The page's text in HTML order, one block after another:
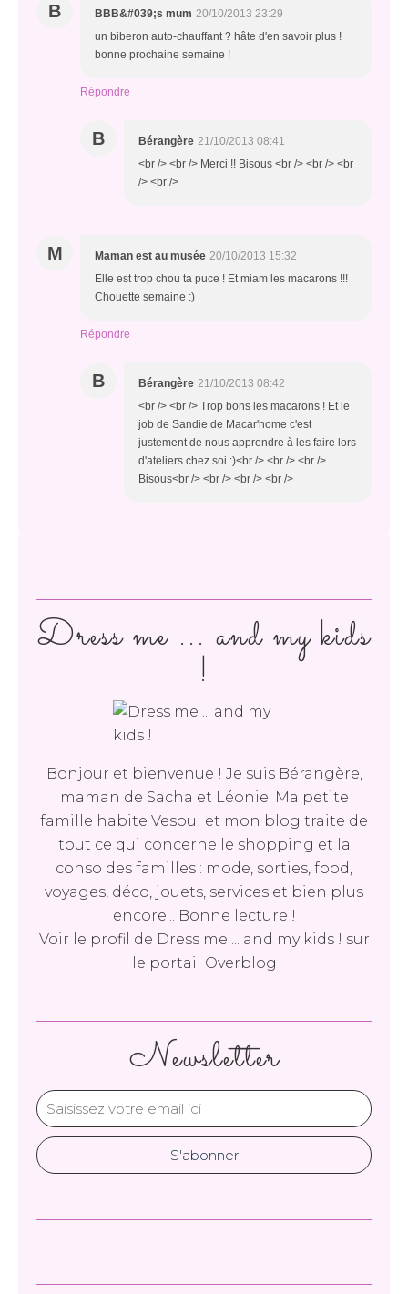
B BBB&#039;s mum 20/10/2013 23:29
un biberon auto-chauffant ? hâte d'en savoir plus !
bonne prochaine semaine !
Répondre
B Bérangère 21/10/2013 08:41
<br /> <br /> Merci !! Bisous <br /> <br /> <br
/> <br />
M Maman est au musée 20/10/2013 15:32
Elle est trop chou ta puce ! Et miam les macarons !!!
Chouette semaine :)
Répondre
B Bérangère 21/10/2013 08:42
<br /> <br /> Trop bons les macarons ! Et le
job de Sandie de Macar'home c'est
justement de nous apprendre à les faire lors
d'ateliers chez soi :)<br /> <br /> <br />
Bisous<br /> <br /> <br /> <br />
Newsletter
Dress me ... and my kids
!
Bonjour et bienvenue ! Je suis Bérangère,
maman de Sacha et Léonie. Ma petite
famille habite Vesoul et mon blog traite de
tout ce qui concerne le shopping et la
conso des familles : mode, sorties, food,
voyages, déco, jouets, services et bien plus
encore... Bonne lecture !
Voir le profil de Dress me ... and my kids ! sur
le portail Overblog